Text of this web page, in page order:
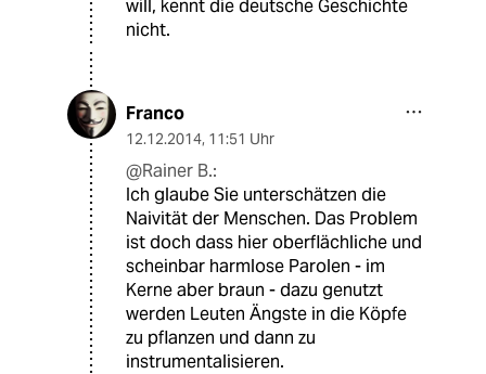
will, kennt die deutsche Geschichte
nicht.
Franco
12.12.2014, 11:51 Uhr
@Rainer B.:
Ich glaube Sie unterschätzen die
Naivität der Menschen. Das Problem
ist doch dass hier oberflächliche und
scheinbar harmlose Parolen - im
Kerne aber braun - dazu genutzt
werden Leuten Ängste in die Köpfe
zu pflanzen und dann zu
instrumentalisieren.